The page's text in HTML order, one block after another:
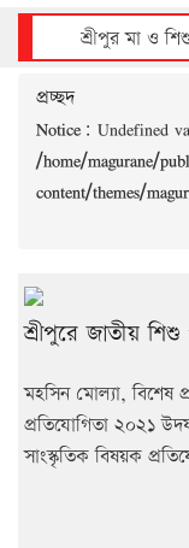
প্রচ্ছদ
Notice : Undefined
/home/magurane/
content/themes/
শ্রীপুরে জাতীয় শিশু
মহসিন মোল্যা, বিশেষ
প্রতিযোগিতা ২০২১
সাংস্কৃতিক বিষয়ক